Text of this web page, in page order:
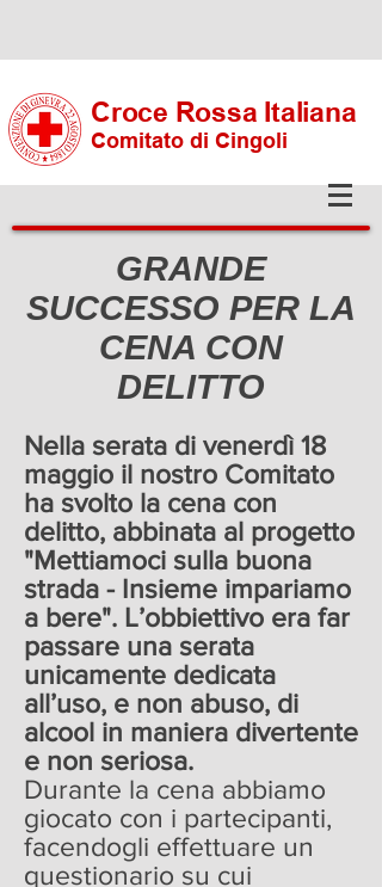
Croce Rossa Italiana
Comitato di Cingoli
GRANDE
SUCCESSO PER LA
CENA CON
DELITTO
Nella serata di venerdì 18
maggio il nostro Comitato
ha svolto la cena con
delitto, abbinata al progetto
"Mettiamoci sulla buona
strada - Insieme impariamo
a bere". L’obbiettivo era far
passare una serata
unicamente dedicata
all’uso, e non abuso, di
alcool in maniera divertente
e non seriosa.
Durante la cena abbiamo
giocato con i partecipanti,
facendogli effettuare un
questionario su cui